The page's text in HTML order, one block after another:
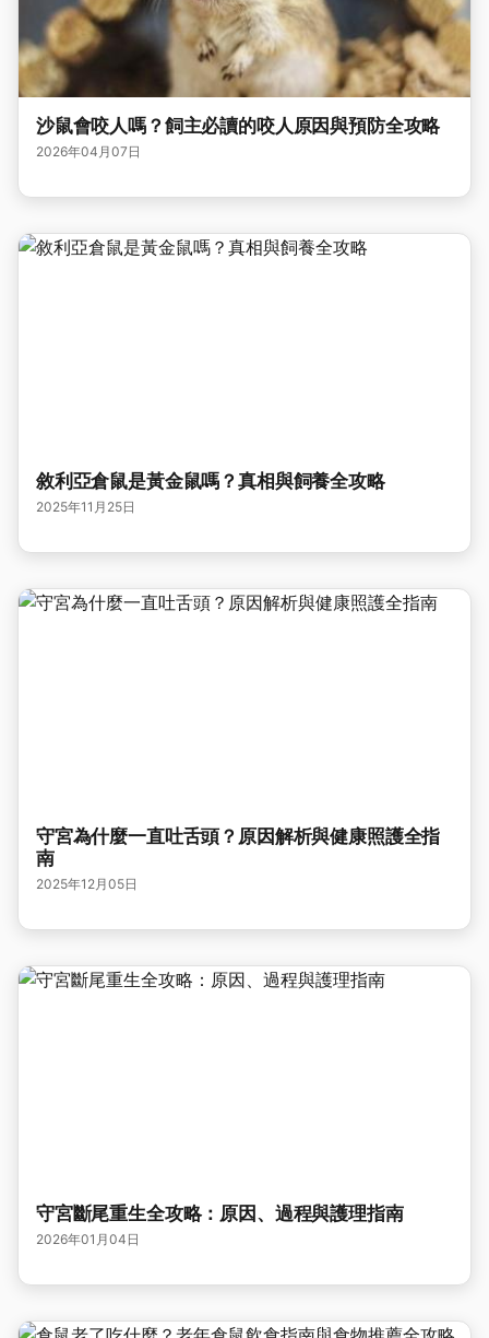
沙鼠會咬人嗎？飼主必讀的咬人原因與預防全攻略
2026年04月07日
敘利亞倉鼠是黃金鼠嗎？真相與飼養全攻略
2025年11月25日
守宮為什麼一直吐舌頭？原因解析與健康照護全指
南
2025年12月05日
守宮斷尾重生全攻略：原因、過程與護理指南
2026年01月04日